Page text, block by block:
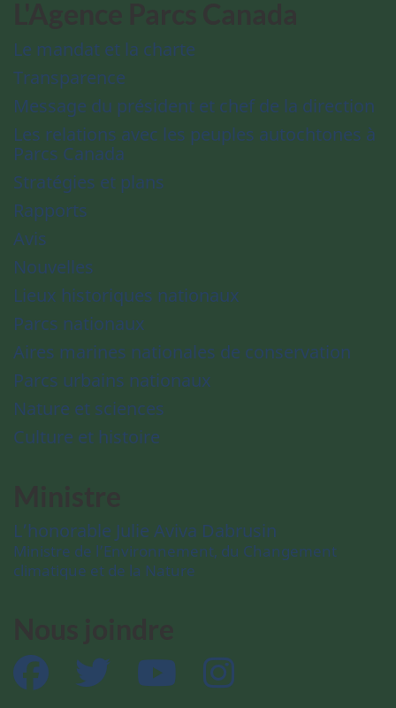
Le mandat et la charte
Transparence
Message du président et chef de la direction
Les relations avec les peuples autochtones à
Parcs Canada
Stratégies et plans
Rapports
Avis
Nouvelles
Lieux historiques nationaux
Parcs nationaux
Aires marines nationales de conservation
Parcs urbains nationaux
Nature et sciences
Culture et histoire
L’honorable Julie Aviva Dabrusin
Ministre de l’Environnement, du Changement
climatique et de la Nature
Facebook Twitter YouTube